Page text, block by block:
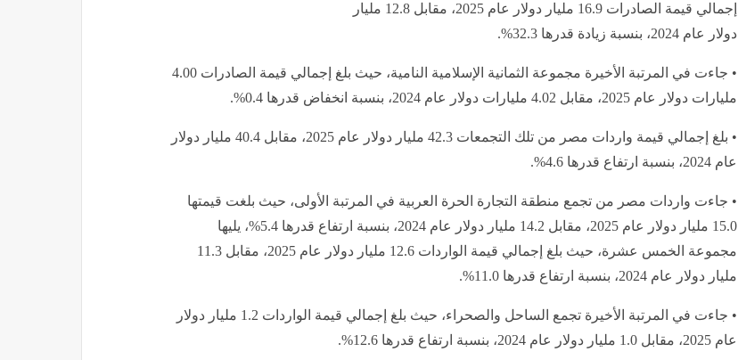
إجمالي قيمة الصادرات 16.9 مليار دولار عام 2025، مقابل 12.8 مليار
دولار عام 2024، بنسبة زيادة قدرها 32.3%.
• جاءت في المرتبة الأخيرة مجموعة الثمانية الإسلامية النامية، حيث بلغ إجمالي قيمة الصادرات 4.00
مليارات دولار عام 2025، مقابل 4.02 مليارات دولار عام 2024، بنسبة انخفاض قدرها 0.4%.
• بلغ إجمالي قيمة واردات مصر من تلك التجمعات 42.3 مليار دولار عام 2025، مقابل 40.4 مليار دولار
عام 2024، بنسبة ارتفاع قدرها 4.6%.
• جاءت واردات مصر من تجمع منطقة التجارة الحرة العربية في المرتبة الأولى، حيث بلغت قيمتها
15.0 مليار دولار عام 2025، مقابل 14.2 مليار دولار عام 2024، بنسبة ارتفاع قدرها 5.4%، يليها
مجموعة الخمس عشرة، حيث بلغ إجمالي قيمة الواردات 12.6 مليار دولار عام 2025، مقابل 11.3
مليار دولار عام 2024، بنسبة ارتفاع قدرها 11.0%.
• جاءت في المرتبة الأخيرة تجمع الساحل والصحراء، حيث بلغ إجمالي قيمة الواردات 1.2 مليار دولار
عام 2025، مقابل 1.0 مليار دولار عام 2024، بنسبة ارتفاع قدرها 12.6%.